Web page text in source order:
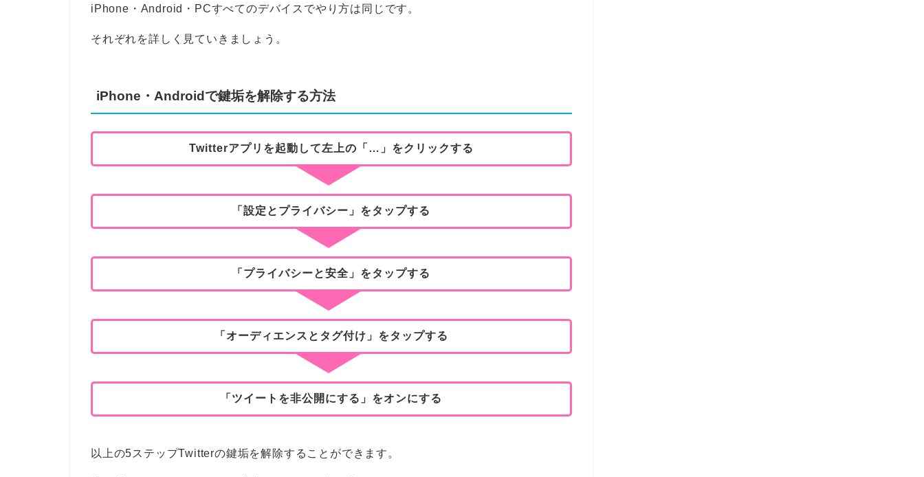
iPhone・Android・PCすべてのデバイスでやり方は同じです。
それぞれを詳しく見ていきましょう。
iPhone・Androidで鍵垢を解除する方法
Twitterアプリを起動して左上の「…」をクリックする
「設定とプライバシー」をタップする
「プライバシーと安全」をタップする
「オーディエンスとタグ付け」をタップする
「ツイートを非公開にする」をオンにする
以上の5ステップTwitterの鍵垢を解除することができます。